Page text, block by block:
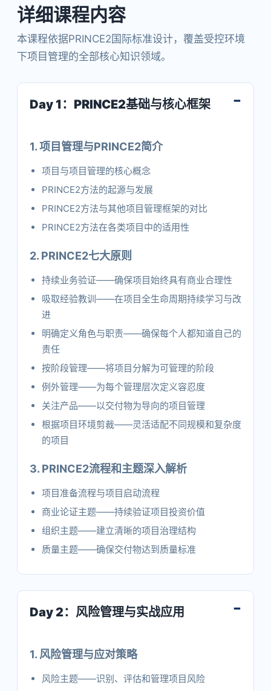
详细课程内容
本课程依据PRINCE2国际标准设计，覆盖受控环境
下项目管理的全部核心知识领域。
Day 1：PRINCE2基础与核心框架
1. 项目管理与PRINCE2简介
项目与项目管理的核心概念
PRINCE2方法的起源与发展
PRINCE2方法与其他项目管理框架的对比
PRINCE2方法在各类项目中的适用性
2. PRINCE2七大原则
持续业务验证——确保项目始终具有商业合理性
吸取经验教训——在项目全生命周期持续学习与改
进
明确定义角色与职责——确保每个人都知道自己的
责任
按阶段管理——将项目分解为可管理的阶段
例外管理——为每个管理层次定义容忍度
关注产品——以交付物为导向的项目管理
根据项目环境剪裁——灵活适配不同规模和复杂度
的项目
3. PRINCE2流程和主题深入解析
项目准备流程与项目启动流程
商业论证主题——持续验证项目投资价值
组织主题——建立清晰的项目治理结构
质量主题——确保交付物达到质量标准
Day 2：风险管理与实战应用
1. 风险管理与应对策略
风险主题——识别、评估和管理项目风险